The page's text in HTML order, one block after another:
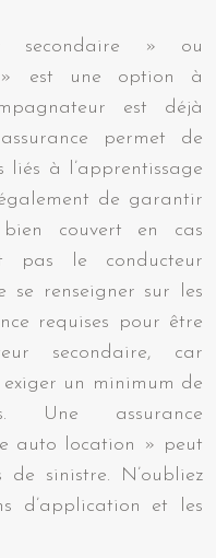
secondaire » ou
» est une option à
est déjà
permet de
liés à l’apprentissage
de garantir
bien couvert en cas
pas le conducteur
renseigner sur les
requises pour être
secondaire, car
exiger un minimum de
Une assurance
auto location » peut
sinistre. N’oubliez
d’application et les